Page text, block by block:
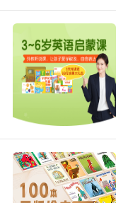
在风俗习惯上，
式。以中国的春
Festival Gala”
包）等特色元
Spring
together,
People give
good luck and
的时刻，就像西
为好运和祝福的
他人更直观地感